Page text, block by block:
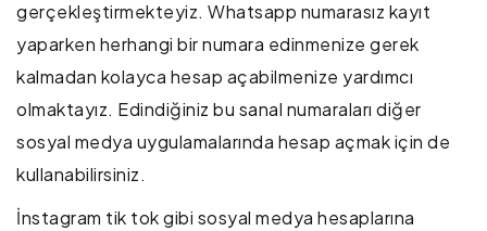
gerçekleştirmekteyiz. Whatsapp numarasız kayıt
yaparken herhangi bir numara edinmenize gerek
kalmadan kolayca hesap açabilmenize yardımcı
olmaktayız. Edindiğiniz bu sanal numaraları diğer
sosyal medya uygulamalarında hesap açmak için de
kullanabilirsiniz.
İnstagram tik tok gibi sosyal medya hesaplarına